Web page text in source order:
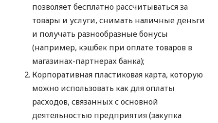
позволяет бесплатно рассчитываться за
товары и услуги, снимать наличные деньги
и получать разнообразные бонусы
(например, кэшбек при оплате товаров в
магазинах-партнерах банка);
Корпоративная пластиковая карта, которую
можно использовать как для оплаты
расходов, связанных с основной
деятельностью предприятия (закупка